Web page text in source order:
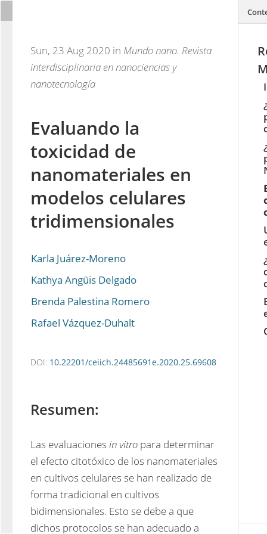
Sun, 23 Aug 2020 in Mundo nano. Revista
interdisciplinaria en nanociencias y
nanotecnología
Evaluando la
toxicidad de
nanomateriales en
modelos celulares
tridimensionales
Karla Juárez-Moreno
Kathya Angüis Delgado
Brenda Palestina Romero
Rafael Vázquez-Duhalt
DOI: 10.22201/ceiich.24485691e.2020.25.69608
Resumen:
Las evaluaciones in vitro para determinar
el efecto citotóxico de los nanomateriales
en cultivos celulares se han realizado de
forma tradicional en cultivos
bidimensionales. Esto se debe a que
dichos protocolos se han adecuado a